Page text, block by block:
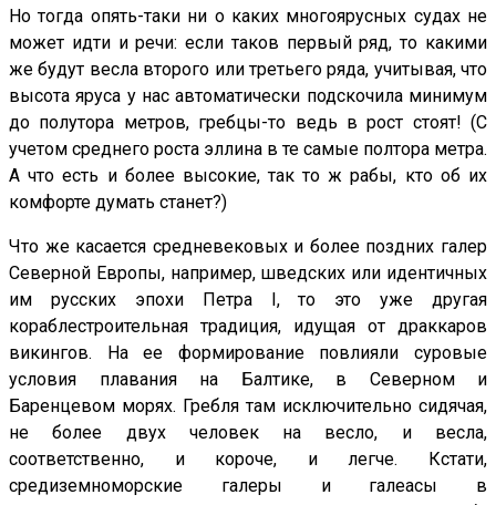
Но тогда опять-таки ни о каких многоярусных судах не
может идти и речи: если таков первый ряд, то какими
же будут весла второго или третьего ряда, учитывая, что
высота яруса у нас автоматически подскочила минимум
до полутора метров, гребцы-то ведь в рост стоят! (С
учетом среднего роста эллина в те самые полтора метра.
А что есть и более высокие, так то ж рабы, кто об их
комфорте думать станет?)
Что же касается средневековых и более поздних галер
Северной Европы, например, шведских или идентичных
им русских эпохи Петра I, то это уже другая
кораблестроительная традиция, идущая от драккаров
викингов. На ее формирование повлияли суровые
условия плавания на Балтике, в Северном и
Баренцевом морях. Гребля там исключительно сидячая,
не более двух человек на весло, и весла,
соответственно, и короче, и легче. Кстати,
средиземноморские галеры и галеасы в